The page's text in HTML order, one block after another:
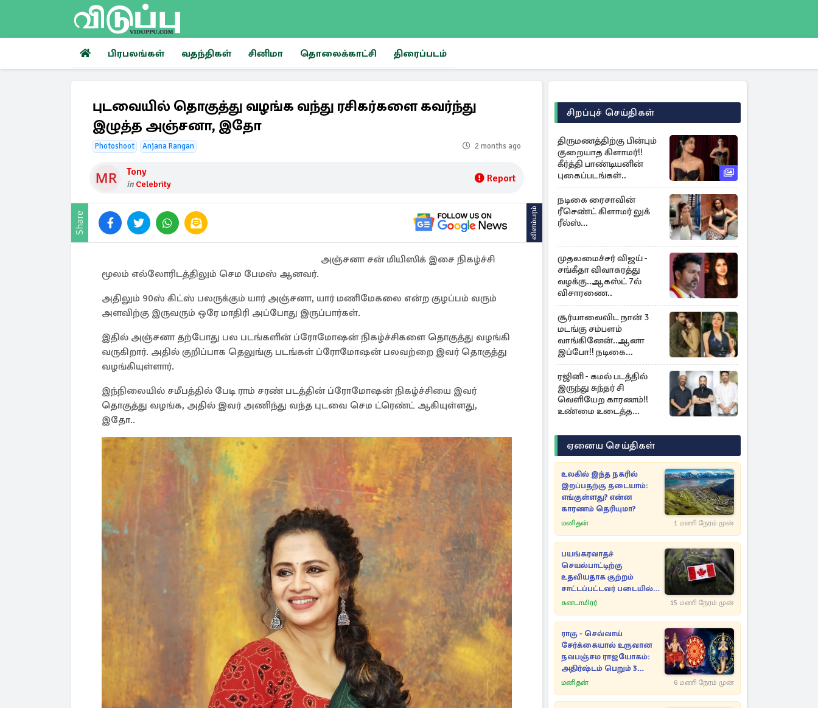
பிரபலங்கள் வதந்திகள் சினிமா தொலைக்காட்சி திரைப்படம்
புடவையில் தொகுத்து வழங்க வந்து ரசிகர்களை கவர்ந்து
இழுத்த அஞ்சனா, இதோ
Photoshoot Anjana Rangan 2 months ago
Tony
in Celebrity Report
Share விளம்பரம்
அஞ்சனா சன் மியிஸிக் இசை நிகழ்ச்சி
மூலம் எல்லோரிடத்திலும் செம பேமஸ் ஆனவர்.
அதிலும் 90ஸ் கிட்ஸ் பலருக்கும் யார் அஞ்சனா, யார் மணிமேகலை என்ற குழப்பம் வரும்
அளவிற்கு இருவரும் ஒரே மாதிரி அப்போது இருப்பார்கள்.
இதில் அஞ்சனா தற்போது பல படங்களின் ப்ரோமோஷன் நிகழ்ச்சிகளை தொகுத்து வழங்கி
வருகிறார். அதில் குறிப்பாக தெலுங்கு படங்கள் ப்ரோமோஷன் பலவற்றை இவர் தொகுத்து
வழங்கியுள்ளார்.
இந்நிலையில் சமீபத்தில் பேடி ராம் சரண் படத்தின் ப்ரோமோஷன் நிகழ்ச்சியை இவர்
தொகுத்து வழங்க, அதில் இவர் அணிந்து வந்த புடவை செம ட்ரெண்ட் ஆகியுள்ளது,
இதோ..
சிறப்புச் செய்திகள்
திருமணத்திற்கு பின்பும்
குறையாத கிளாமர்!!
கீர்த்தி பாண்டியனின்
புகைப்படங்கள்..
நடிகை ரைசாவின்
ரீசெண்ட் கிளாமர் லுக்
ரீல்ஸ்...
முதலமைச்சர் விஜய் -
சங்கீதா விவாகரத்து
வழக்கு..ஆகஸ்ட் 7ல்
விசாரணை..
சூர்யாவைவிட நான் 3
மடங்கு சம்பளம்
வாங்கினேன்..ஆனா
இப்போ!! நடிகை
ஜோதிகா ஓபன் டாக்...
ரஜினி - கமல் படத்தில்
இருந்து சுந்தர் சி
வெளியேற காரணம்!!
உண்மை உடைத்த
ஏனைய செய்திகள்
உலகில் இந்த நகரில்
இறப்பதற்கு தடையாம்:
எங்குள்ளது? என்ன
காரணம் தெரியுமா?
மனிதன் 1 மணி நேரம் முன்
பயங்கரவாதச்
செயல்பாட்டிற்கு
உதவியதாக குற்றம்
சாட்டப்பட்டவர் படையில்
இருந்து நீக்கம்!
கனடாமிரர் 15 மணி நேரம் முன்
ராகு - செவ்வாய்
சேர்க்கையால் உருவான
நவபஞ்சம ராஜயோகம்:
அதிர்ஷ்டம் பெறும் 3
ராசிகள்!
மனிதன் 6 மணி நேரம் முன்